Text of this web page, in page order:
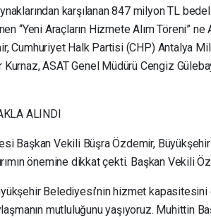
karşılanan 847 milyon TL
“Yeni Araçların Hizmete Alım Töreni”
Cumhuriyet Halk Partisi (CHP) Antalya
ASAT Genel Müdürü Cengiz
ALINDI
Başkan Vekili Büşra Özdemir,
önemine dikkat çekti. Başkan Vekili
Belediyesi’nin hizmet
mutluluğunu yaşıyoruz. Muhittin